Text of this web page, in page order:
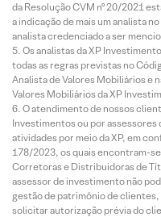
da Resolução CVM nº 20/2021
a indicação de mais um analista
analista credenciado a ser
Os analistas da XP
todas as regras previstas no
Analista de Valores Mobiliários e
Valores Mobiliários da XP
O atendimento de nossos
Investimentos ou por
atividades por meio da XP, em
178/2023, os quais encontram-
Corretoras e Distribuidoras de
assessor de investimento não
gestão de patrimônio de
solicitar autorização prévia do